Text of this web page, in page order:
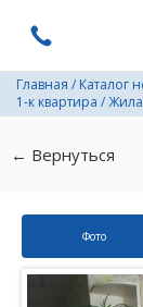
Главная / Каталог
1-к квартира /
← Вернуться
Фото